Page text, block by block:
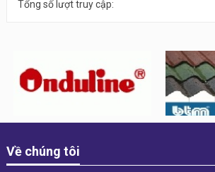
Tổng số lượt truy cập:
Về chúng tôi